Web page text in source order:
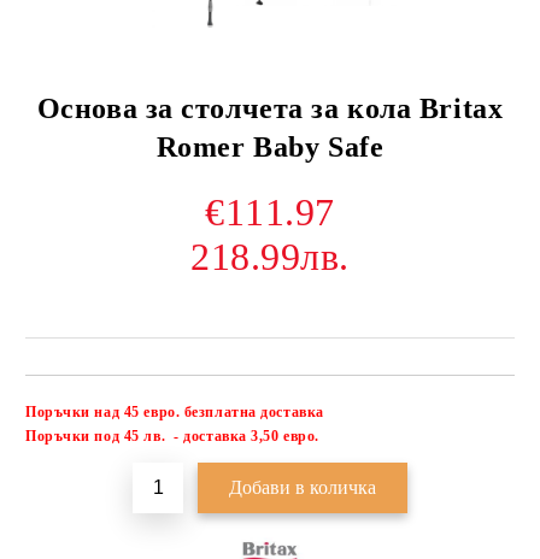
Основа за столчета за кола Britax
Romer Baby Safe
€111.97
218.99лв.
Поръчки над 45 евро. безплатна доставка
Поръчки под 45 лв. - доставка 3,50 евро.